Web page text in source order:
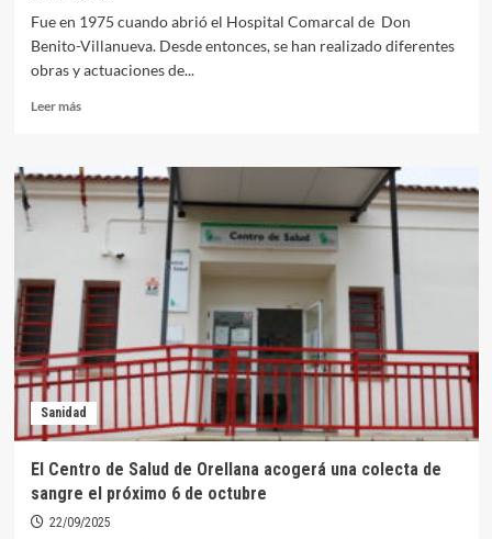
Fue en 1975 cuando abrió el Hospital Comarcal de Don
Benito-Villanueva. Desde entonces, se han realizado diferentes
obras y actuaciones de...
Leer másLeer
El
Hospital
Don
Benito-
Villanueva
conmemora
este
mes
el
50
aniversario
su
inauguración
Sanidad
El Centro de Salud de Orellana acogerá una colecta de
sangre el próximo 6 de octubre
22/09/2025